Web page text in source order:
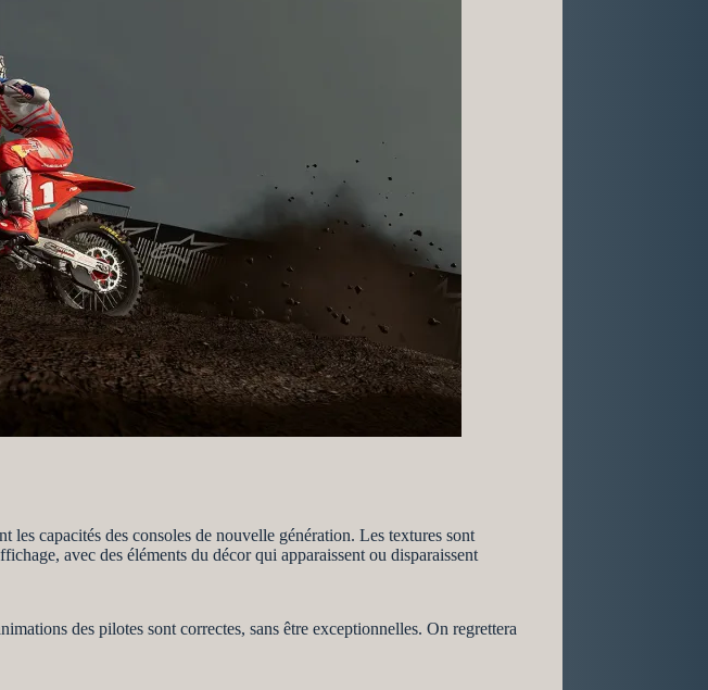
capacités des consoles de nouvelle génération. Les textures sont
avec des éléments du décor qui apparaissent ou disparaissent
des pilotes sont correctes, sans être exceptionnelles. On regrettera